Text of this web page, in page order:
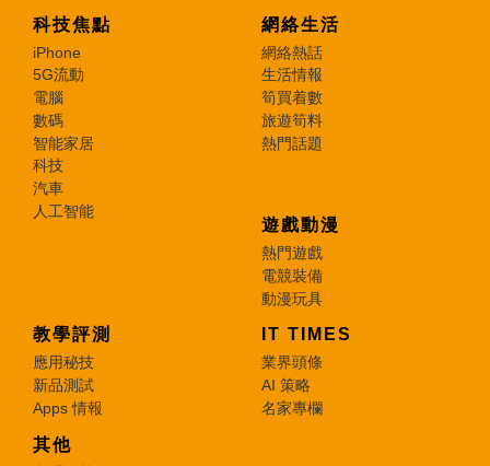
科技焦點
iPhone
5G流動
電腦
數碼
智能家居
科技
汽車
人工智能
網絡生活
網絡熱話
生活情報
筍買着數
旅遊筍料
熱門話題
遊戲動漫
熱門遊戲
電競裝備
動漫玩具
教學評測
應用秘技
新品測試
Apps 情報
IT TIMES
業界頭條
AI 策略
名家專欄
其他